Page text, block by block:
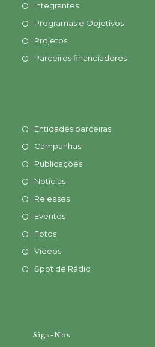
Integrantes
Programas e Objetivos
Projetos
Parceiros financiadores
Entidades parceiras
Campanhas
Publicações
Notícias
Releases
Eventos
Fotos
Vídeos
Spot de Rádio
Siga-Nos